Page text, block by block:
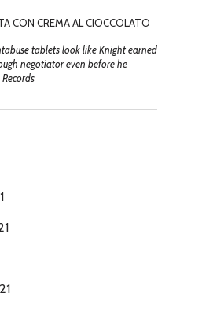
CON CREMA AL CIOCCOLATO
tablets look like Knight earned
negotiator even before he